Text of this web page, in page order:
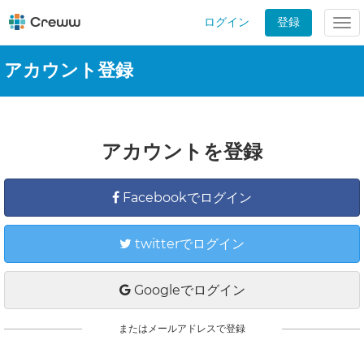
ログイン 登録
アカウント登録
アカウントを登録
Facebookでログイン
twitterでログイン
Googleでログイン
またはメールアドレスで登録